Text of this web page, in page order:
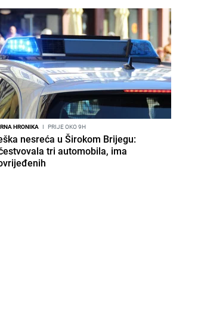
HRONIKA I PRIJE OKO 9H
nesreća u Širokom Brijegu:
tri automobila, ima